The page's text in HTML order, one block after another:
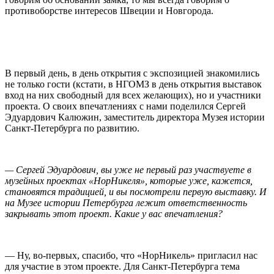
противоборстве интересов Швеции и Новгорода.
В первый день, в день открытия с экспозицией знакомились
не только гости (кстати, в НГОМЗ в день открытия выставок
вход на них свободный для всех желающих), но и участники
проекта. О своих впечатлениях с нами поделился Сергей
Эдуардович Калюжин, заместитель директора Музея истории
Санкт-Петербурга по развитию.
— Сергей Эдуардович, вы уже не первый раз участвуете в
музейных проектах «НорНикеля», которые уже, кажется,
становятся традицией, и вы посмотрели первую выставку. И
на Музее истории Петербурга лежит ответственность
закрывать этот проект. Какие у вас впечатления?
— Ну, во-первых, спасибо, что «НорНикель» пригласил нас
для участие в этом проекте. Для Санкт-Петербурга тема